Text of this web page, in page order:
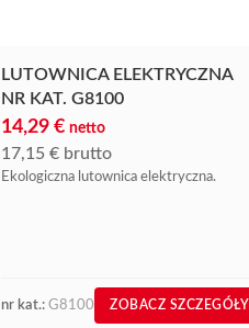
LUTOWNICA ELEKTRYCZNA
NR KAT. G8100
14,29 € netto
17,15 € brutto
Ekologiczna lutownica elektryczna.
nr kat.: G8100 ZOBACZ SZCZEGÓŁY